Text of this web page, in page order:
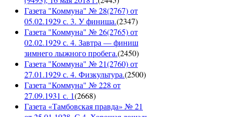
Газета "Коммуна" № 28(2767) от
05.02.1929 с. 3. У финиша.(2347)
Газета "Коммуна" № 26(2765) от
02.02.1929 с. 4. Завтра — финиш
зимнего лыжного пробега.(2450)
Газета "Коммуна" № 21(2760) от
27.01.1929 с. 4. Физкультура.(2500)
Газета "Коммуна" № 228 от
27.09.1931 с. 1(2668)
Газета «Тамбовская правда» № 21